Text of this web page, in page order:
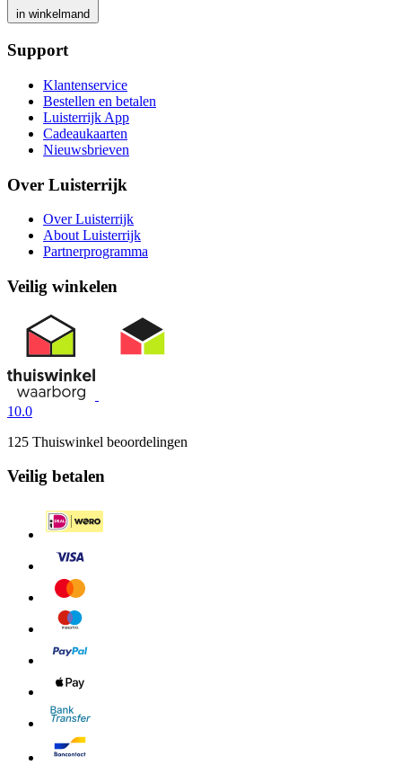
in winkelmand
Support
Klantenservice
Bestellen en betalen
Luisterrijk App
Cadeaukaarten
Nieuwsbrieven
Over Luisterrijk
Over Luisterrijk
About Luisterrijk
Partnerprogramma
Veilig winkelen
10.0
125 Thuiswinkel beoordelingen
Veilig betalen